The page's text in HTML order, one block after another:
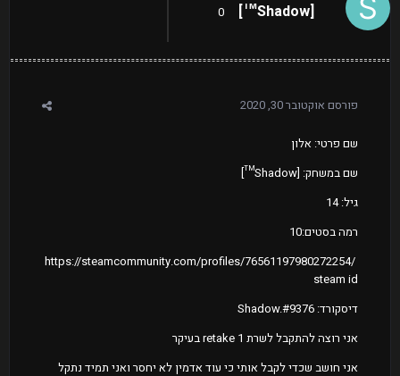
[Shadow™]
0
פורסם אוקטובר 30, 2020
שם פרטי: אלון
שם במשחק: [Shadow™]
גיל: 14
רמה בסטים:10
https://steamcommunity.com/profiles/76561197980272254/
steam id
דיסקורד: Shadow.#9376
אני רוצה להתקבל לשרת retake 1 בעיקר
אני חושב שכדי לקבל אותי כי עוד אדמין לא יחסר ואני תמיד נתקל